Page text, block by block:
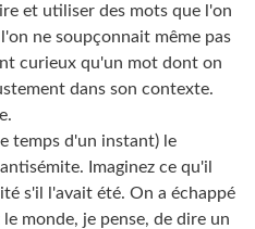
et utiliser des mots que l'on
ne soupçonnait même pas
curieux qu'un mot dont on
dans son contexte.
le temps d'un instant) le
Imaginez ce qu'il
s'il l'avait été. On a échappé
monde, je pense, de dire un